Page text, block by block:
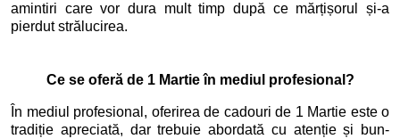
amintiri care vor dura mult timp după ce mărțișorul și-a
pierdut strălucirea.
Ce se oferă de 1 Martie în mediul profesional?
În mediul profesional, oferirea de cadouri de 1 Martie este o
tradiție apreciată, dar trebuie abordată cu atenție și bun-